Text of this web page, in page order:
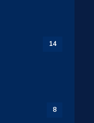
14
8